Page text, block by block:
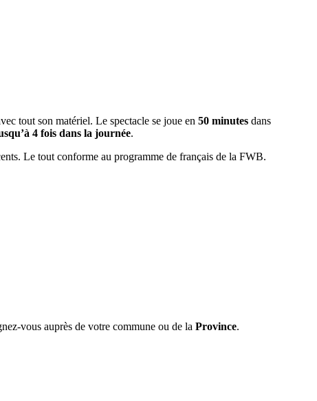
tout son matériel. Le spectacle se joue en 50 minutes dans
4 fois dans la journée.
Le tout conforme au programme de français de la FWB.
vous auprès de votre commune ou de la Province.